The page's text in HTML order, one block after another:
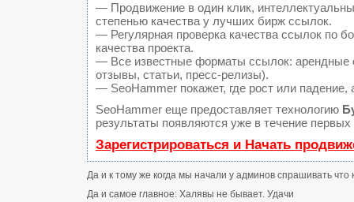
— Продвижение в один клик,
степенью качества у лучших бирж ссылок.
— Регулярная проверка качества ссылок по
качества проекта.
— Все известные форматы ссылок: арендные
отзывы, статьи, пресс-релизы).
— SeoHammer покажет, где рост или
SeoHammer еще предоставляет технологию
результаты появляются уже в течение первых
Зарегистрироваться и Начать
Да и к тому же когда мы начали у админов спрашивать что
Да и самое главное: Халявы не бывает. Удачи